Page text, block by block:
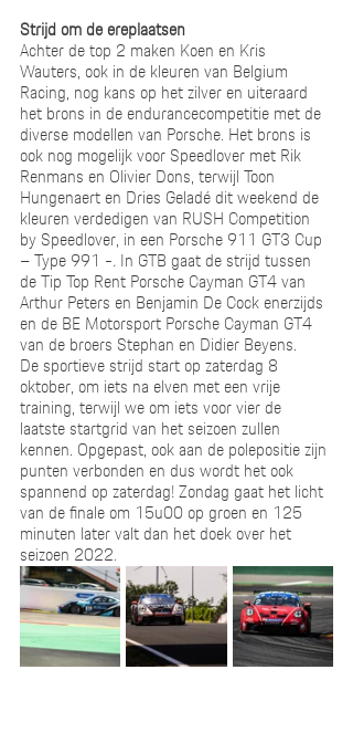
Strijd om de ereplaatsen
Achter de top 2 maken Koen en Kris
Wauters, ook in de kleuren van Belgium
Racing, nog kans op het zilver en uiteraard
het brons in de endurancecompetitie met de
diverse modellen van Porsche. Het brons is
ook nog mogelijk voor Speedlover met Rik
Renmans en Olivier Dons, terwijl Toon
Hungenaert en Dries Geladé dit weekend de
kleuren verdedigen van RUSH Competition
by Speedlover, in een Porsche 911 GT3 Cup
– Type 991 -. In GTB gaat de strijd tussen
de Tip Top Rent Porsche Cayman GT4 van
Arthur Peters en Benjamin De Cock enerzijds
en de BE Motorsport Porsche Cayman GT4
van de broers Stephan en Didier Beyens.
De sportieve strijd start op zaterdag 8
oktober, om iets na elven met een vrije
training, terwijl we om iets voor vier de
laatste startgrid van het seizoen zullen
kennen. Opgepast, ook aan de polepositie zijn
punten verbonden en dus wordt het ook
spannend op zaterdag! Zondag gaat het licht
van de finale om 15u00 op groen en 125
minuten later valt dan het doek over het
seizoen 2022.